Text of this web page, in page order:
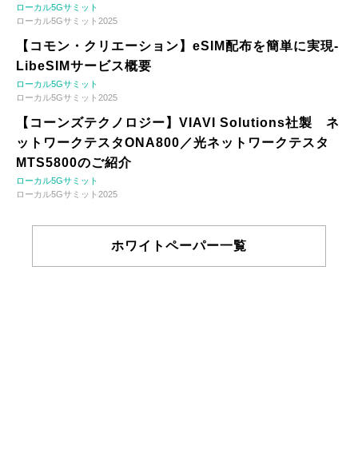
ローカル5Gサミット
ローカル5Gサミット2025
【コモン・クリエーション】eSIM配布を簡単に実現-
LibeSIMサービス概要
ローカル5Gサミット
ローカル5Gサミット2025
【コーンズテクノロジー】VIAVI Solutions社製 ネ
ットワークテスタONA800／光ネットワークテスタ
MTS5800のご紹介
ローカル5Gサミット
ローカル5Gサミット2025
ホワイトペーパー一覧